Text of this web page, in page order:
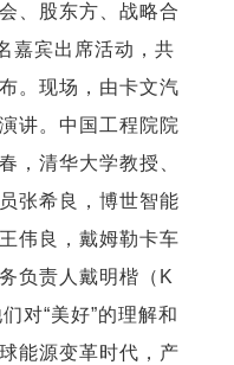
、股东方、战略合
嘉宾出席活动，共
。现场，由卡文汽
讲。中国工程院院
，清华大学教授、
张希良，博世智能
伟良，戴姆勒卡车
负责人戴明楷（K
对“美好”的理解和
能源变革时代，产